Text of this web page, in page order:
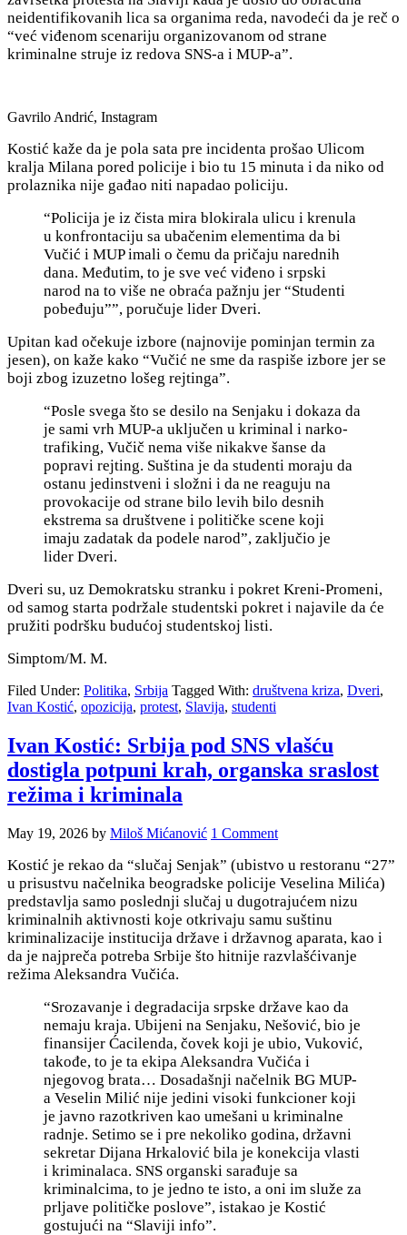
neidentifikovanih lica sa organima reda, navodeći da je reč o
“već viđenom scenariju organizovanom od strane
kriminalne struje iz redova SNS-a i MUP-a”.
Gavrilo Andrić, Instagram
Kostić kaže da je pola sata pre incidenta prošao Ulicom
kralja Milana pored policije i bio tu 15 minuta i da niko od
prolaznika nije gađao niti napadao policiju.
“Policija je iz čista mira blokirala ulicu i krenula
u konfrontaciju sa ubačenim elementima da bi
Vučić i MUP imali o čemu da pričaju narednih
dana. Međutim, to je sve već viđeno i srpski
narod na to više ne obraća pažnju jer “Studenti
pobeđuju””, poručuje lider Dveri.
Upitan kad očekuje izbore (najnovije pominjan termin za
jesen), on kaže kako “Vučić ne sme da raspiše izbore jer se
boji zbog izuzetno lošeg rejtinga”.
“Posle svega što se desilo na Senjaku i dokaza da
je sami vrh MUP-a uključen u kriminal i narko-
trafiking, Vučič nema više nikakve šanse da
popravi rejting. Suština je da studenti moraju da
ostanu jedinstveni i složni i da ne reaguju na
provokacije od strane bilo levih bilo desnih
ekstrema sa društvene i političke scene koji
imaju zadatak da podele narod”, zaključio je
lider Dveri.
Dveri su, uz Demokratsku stranku i pokret Kreni-Promeni,
od samog starta podržale studentski pokret i najavile da će
pružiti podršku budućoj studentskoj listi.
Simptom/M. M.
Filed Under: Politika, Srbija Tagged With: društvena kriza, Dveri,
Ivan Kostić, opozicija, protest, Slavija, studenti
Ivan Kostić: Srbija pod SNS vlašću
dostigla potpuni krah, organska sraslost
režima i kriminala
May 19, 2026 by Miloš Mićanović 1 Comment
Kostić je rekao da “slučaj Senjak” (ubistvo u restoranu “27”
u prisustvu načelnika beogradske policije Veselina Milića)
predstavlja samo poslednji slučaj u dugotrajućem nizu
kriminalnih aktivnosti koje otkrivaju samu suštinu
kriminalizacije institucija države i državnog aparata, kao i
da je najpreča potreba Srbije što hitnije razvlašćivanje
režima Aleksandra Vučića.
“Srozavanje i degradacija srpske države kao da
nemaju kraja. Ubijeni na Senjaku, Nešović, bio je
finansijer Ćacilenda, čovek koji je ubio, Vuković,
takođe, to je ta ekipa Aleksandra Vučića i
njegovog brata… Dosadašnji načelnik BG MUP-
a Veselin Milić nije jedini visoki funkcioner koji
je javno razotkriven kao umešani u kriminalne
radnje. Setimo se i pre nekoliko godina, državni
sekretar Dijana Hrkalović bila je konekcija vlasti
i kriminalaca. SNS organski sarađuje sa
kriminalcima, to je jedno te isto, a oni im služe za
prljave političke poslove”, istakao je Kostić
gostujući na “Slaviji info”.